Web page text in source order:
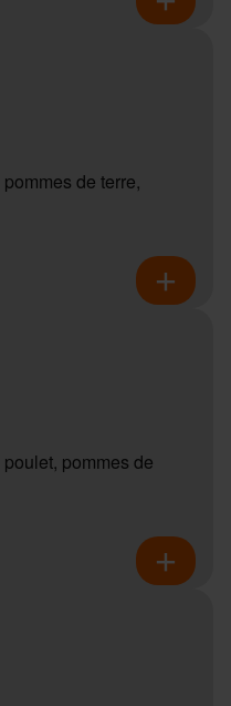
de terre,
pommes de